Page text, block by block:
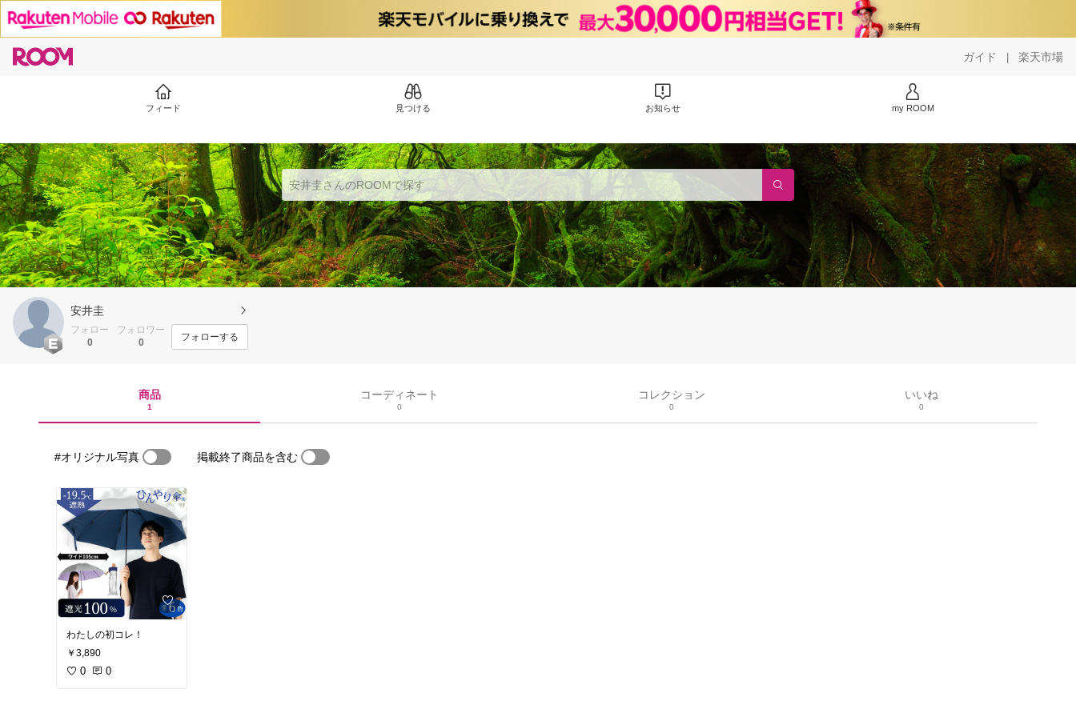
ガイド | 楽天市場
フィード 見つける お知らせ my ROOM
安井圭
フォロー
0
フォロワー
0
フォローする
商品
1
コーディネート
0
コレクション
0
いいね
0
#オリジナル写真 掲載終了商品を含む
わたしの初コレ！
￥3,890
0 0